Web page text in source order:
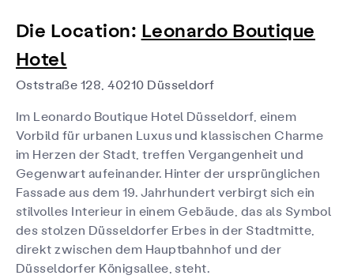
Die Location: Leonardo Boutique
Hotel
Oststraße 128, 40210 Düsseldorf
Im Leonardo Boutique Hotel Düsseldorf, einem
Vorbild für urbanen Luxus und klassischen Charme
im Herzen der Stadt, treffen Vergangenheit und
Gegenwart aufeinander. Hinter der ursprünglichen
Fassade aus dem 19. Jahrhundert verbirgt sich ein
stilvolles Interieur in einem Gebäude, das als Symbol
des stolzen Düsseldorfer Erbes in der Stadtmitte,
direkt zwischen dem Hauptbahnhof und der
Düsseldorfer Königsallee, steht.